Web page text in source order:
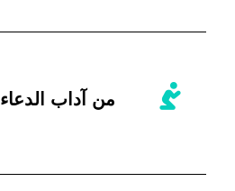
من آداب الدعاء